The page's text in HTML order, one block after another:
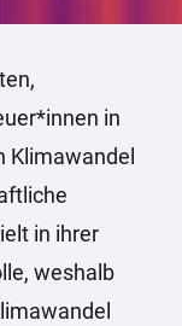
in
Klimawandel
in ihrer
weshalb